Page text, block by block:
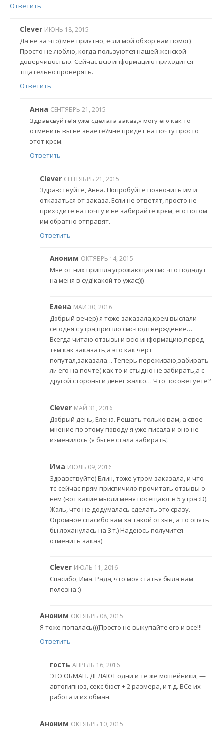
Ответить
Clever ИЮНЬ 18, 2015
Да не за что) мне приятно, если мой обзор вам помог)
Просто не люблю, когда пользуются нашей женской
доверчивостью. Сейчас всю информацию приходится
тщательно проверять.
Ответить
Анна СЕНТЯБРЬ 21, 2015
Здравсвуйте!я уже сделала заказ,я могу его как то
отменить вы не знаете?мне придёт на почту просто
этот крем.
Ответить
Clever СЕНТЯБРЬ 21, 2015
Здравствуйте, Анна. Попробуйте позвонить им и
отказаться от заказа. Если не ответят, просто не
приходите на почту и не забирайте крем, его потом
им обратно отправят.
Ответить
Аноним ОКТЯБРЬ 14, 2015
Мне от них пришла угрожающая смс что подадут
на меня в суд!какой то ужас;)))
Елена МАЙ 30, 2016
Добрый вечер) я тоже заказала,крем выслали
сегодня с утра,пришло смс-подтверждение…
Всегда читаю отзывы и всю информацию,перед
тем как заказать,а это как черт
попутал,заказала… Теперь переживаю,забирать
ли его на почте( как то и стыдно не забирать,а с
другой стороны и денег жалко… Что посоветуете?
Clever МАЙ 31, 2016
Добрый день, Елена. Решать только вам, а свое
мнение по этому поводу я уже писала и оно не
изменилось (я бы не стала забирать).
Има ИЮЛЬ 09, 2016
Здравствуйте) Блин, тоже утром заказала, и что-
то сейчас прям приспичило прочитать отзывы о
нем (вот какие мысли меня посещают в 5 утра :D).
Жаль, что не додумалась сделать это сразу.
Огромное спасибо вам за такой отзыв, а то опять
бы лоханулась на 3 т.) Надеюсь получится
отменить заказ)
Clever ИЮЛЬ 11, 2016
Спасибо, Има. Рада, что моя статья была вам
полезна :)
Аноним ОКТЯБРЬ 08, 2015
Я тоже попалась(((Просто не выкупайте его и все!!!
Ответить
гость АПРЕЛЬ 16, 2016
ЭТО ОБМАН. ДЕЛАЮТ одни и те же мошейники, —
автогипноз, секс бюст + 2 размера, и т.д. ВСе их
работа и их обман.
Аноним ОКТЯБРЬ 10, 2015